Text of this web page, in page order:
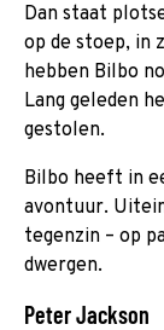
Dan staat
op de stoep, in
hebben Bilbo
Lang geleden
gestolen.
Bilbo heeft in
avontuur.
tegenzin – op
dwergen.
Peter Jackson